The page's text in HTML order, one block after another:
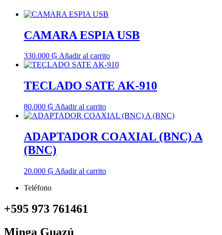
CAMARA ESPIA USB
330.000 ₲ Añadir al carrito
TECLADO SATE AK-910
80.000 ₲ Añadir al carrito
ADAPTADOR COAXIAL (BNC) A
(BNC)
20.000 ₲ Añadir al carrito
Teléfono
+595 973 761461
Minga Guazú